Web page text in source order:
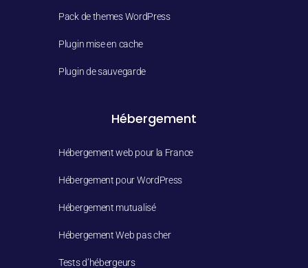
Pack de themes WordPress
Plugin mise en cache
Plugin de sauvegarde
Hébergement
Hébergement web pour la France
Hébergement pour WordPress
Hébergement mutualisé
Hébergement Web pas cher
Tests d’hébergeurs